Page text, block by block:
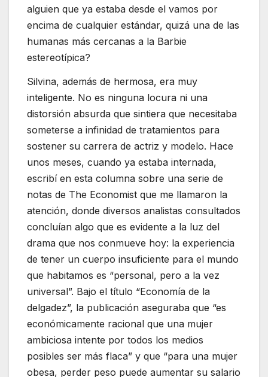
alguien que ya estaba desde el vamos por
encima de cualquier estándar, quizá una de las
humanas más cercanas a la Barbie
estereotípica?
Silvina, además de hermosa, era muy
inteligente. No es ninguna locura ni una
distorsión absurda que sintiera que necesitaba
someterse a infinidad de tratamientos para
sostener su carrera de actriz y modelo. Hace
unos meses, cuando ya estaba internada,
escribí en esta columna sobre una serie de
notas de The Economist que me llamaron la
atención, donde diversos analistas consultados
concluían algo que es evidente a la luz del
drama que nos conmueve hoy: la experiencia
de tener un cuerpo insuficiente para el mundo
que habitamos es “personal, pero a la vez
universal”. Bajo el título “Economía de la
delgadez”, la publicación aseguraba que “es
económicamente racional que una mujer
ambiciosa intente por todos los medios
posibles ser más flaca” y que “para una mujer
obesa, perder peso puede aumentar su salario